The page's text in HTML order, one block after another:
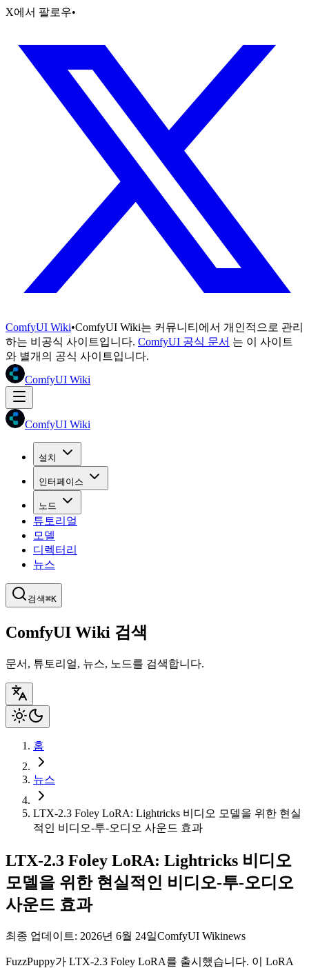
X에서 팔로우•
ComfyUI Wiki•ComfyUI Wiki는 커뮤니티에서 개인적으로 관리
하는 비공식 사이트입니다. ComfyUI 공식 문서 는 이 사이트
와 별개의 공식 사이트입니다.
ComfyUI Wiki
ComfyUI Wiki
설치
인터페이스
노드
튜토리얼
모델
디렉터리
뉴스
검색⌘K
ComfyUI Wiki 검색
문서, 튜토리얼, 뉴스, 노드를 검색합니다.
홈
뉴스
LTX-2.3 Foley LoRA: Lightricks 비디오 모델을 위한 현실
적인 비디오-투-오디오 사운드 효과
LTX-2.3 Foley LoRA: Lightricks 비디오
모델을 위한 현실적인 비디오-투-오디오
사운드 효과
최종 업데이트: 2026년 6월 24일ComfyUI Wikinews
FuzzPuppy가 LTX-2.3 Foley LoRA를 출시했습니다. 이 LoRA